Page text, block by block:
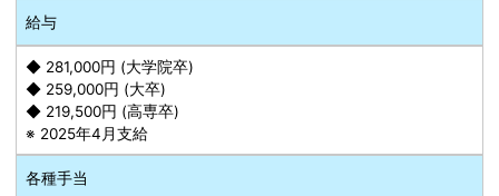
給与
◆ 281,000円 (大学院卒)
◆ 259,000円 (大卒)
◆ 219,500円 (高専卒)
※ 2025年4月支給
各種手当